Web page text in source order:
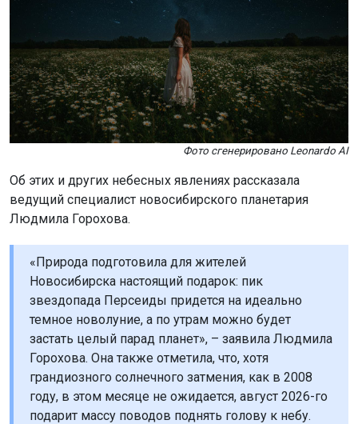
Фото сгенерировано Leonardo AI
Об этих и других небесных явлениях рассказала
ведущий специалист новосибирского планетария
Людмила Горохова.
«Природа подготовила для жителей
Новосибирска настоящий подарок: пик
звездопада Персеиды придется на идеально
темное новолуние, а по утрам можно будет
застать целый парад планет», – заявила Людмила
Горохова. Она также отметила, что, хотя
грандиозного солнечного затмения, как в 2008
году, в этом месяце не ожидается, август 2026-го
подарит массу поводов поднять голову к небу.